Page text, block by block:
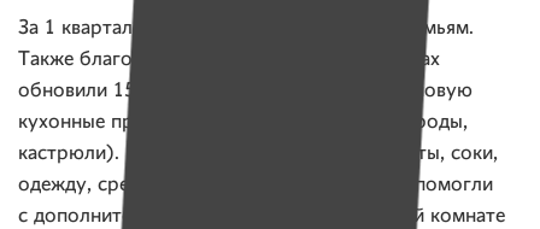
За 1 квартал этого года проект помог 20 семьям.
Также благодаря вашей поддержке в домиках
обновили 15 кроватей и матрацев, купили новую
кухонные принадлежности (чайники, сковороды,
кастрюли). Проект покупал семьям продукты, соки,
одежду, средства гигиены. Пятерым детям помогли
с дополнительными лекарствами. В игровой комнате